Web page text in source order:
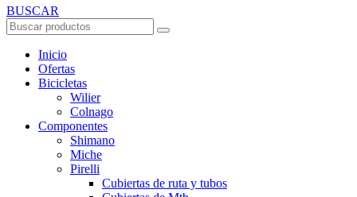
BUSCAR
Inicio
Ofertas
Bicicletas
Wilier
Colnago
Componentes
Shimano
Miche
Pirelli
Cubiertas de ruta y tubos